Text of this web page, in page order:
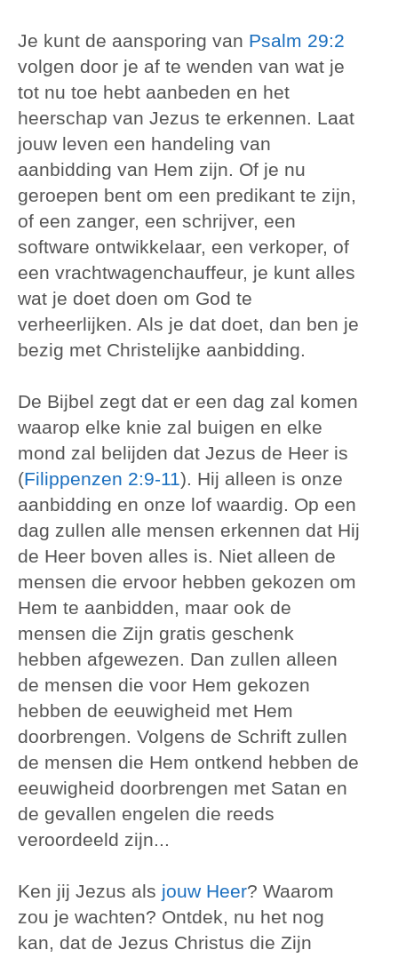
Je kunt de aansporing van Psalm 29:2
volgen door je af te wenden van wat je
tot nu toe hebt aanbeden en het
heerschap van Jezus te erkennen. Laat
jouw leven een handeling van
aanbidding van Hem zijn. Of je nu
geroepen bent om een predikant te zijn,
of een zanger, een schrijver, een
software ontwikkelaar, een verkoper, of
een vrachtwagenchauffeur, je kunt alles
wat je doet doen om God te
verheerlijken. Als je dat doet, dan ben je
bezig met Christelijke aanbidding.
De Bijbel zegt dat er een dag zal komen
waarop elke knie zal buigen en elke
mond zal belijden dat Jezus de Heer is
(Filippenzen 2:9-11). Hij alleen is onze
aanbidding en onze lof waardig. Op een
dag zullen alle mensen erkennen dat Hij
de Heer boven alles is. Niet alleen de
mensen die ervoor hebben gekozen om
Hem te aanbidden, maar ook de
mensen die Zijn gratis geschenk
hebben afgewezen. Dan zullen alleen
de mensen die voor Hem gekozen
hebben de eeuwigheid met Hem
doorbrengen. Volgens de Schrift zullen
de mensen die Hem ontkend hebben de
eeuwigheid doorbrengen met Satan en
de gevallen engelen die reeds
veroordeeld zijn...
Ken jij Jezus als jouw Heer? Waarom
zou je wachten? Ontdek, nu het nog
kan, dat de Jezus Christus die Zijn